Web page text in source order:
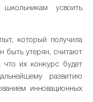
усвоить
который получила
быть утерян, считают
что их конкурс будет
развитию
инновационных